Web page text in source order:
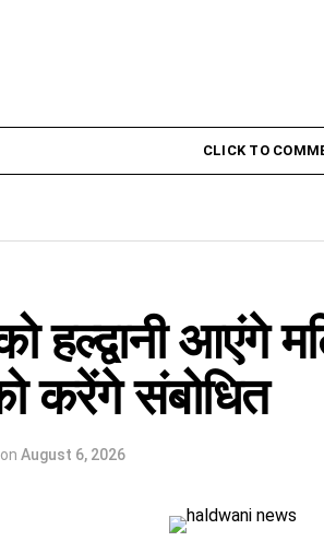
CLICK TO
आएंगे
करेंगे संबोधित
on August 6, 2026